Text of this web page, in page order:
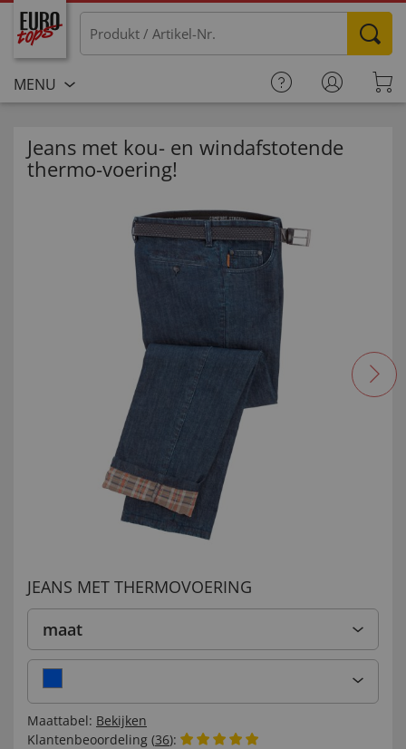
MENU
Jeans met kou- en windafstotende
thermo-voering!
JEANS MET THERMOVOERING
maat
Maattabel: Bekijken
Klantenbeoordeling (36):